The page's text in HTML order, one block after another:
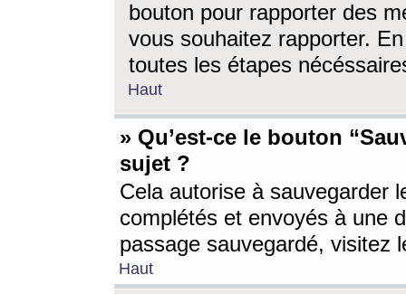
bouton pour rapporter des
vous souhaitez rapporter.
toutes les étapes
Haut
» Qu’est-ce le bouton
sujet ?
Cela autorise à sauvegarder
complétés et envoyés à une
passage sauvegardé, visitez
Haut